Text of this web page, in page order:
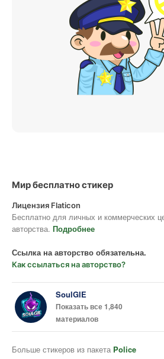
Мир бесплатно стикер
Лицензия Flaticon
Бесплатно для личных и коммерческих
авторства. Подробнее
Ссылка на авторство обязательна.
Как ссылаться на авторство?
SoulGIE
Показать все 1,840
материалов
Больше стикеров из пакета Police